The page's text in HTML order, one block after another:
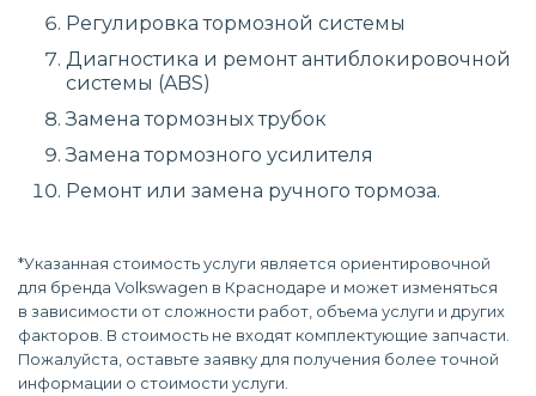
Регулировка тормозной системы
Диагностика и ремонт антиблокировочной
системы (ABS)
Замена тормозных трубок
Замена тормозного усилителя
Ремонт или замена ручного тормоза.
*Указанная стоимость услуги является ориентировочной
для бренда Volkswagen в Краснодаре и может изменяться
в зависимости от сложности работ, объема услуги и других
факторов. В стоимость не входят комплектующие запчасти.
Пожалуйста, оставьте заявку для получения более точной
информации о стоимости услуги.